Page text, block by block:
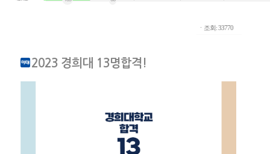
ㆍ조회: 33770
2023 경희대 13명합격!